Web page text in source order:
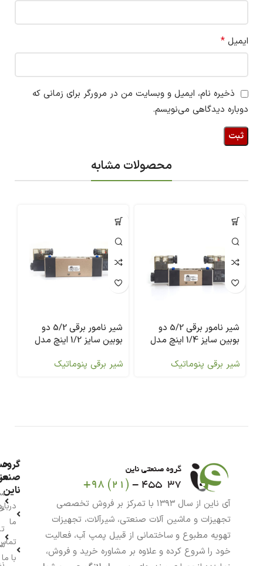
ایمیل *
ذخیره نام، ایمیل و وبسایت من در مرورگر برای زمانی که
دوباره دیدگاهی می‌نویسم.
محصولات مشابه
شیر نامور برقی 5/2 دو
بوبین سایز 1/4 اینچ مدل
شیر برقی پنوماتیک
شیر نامور برقی 5/2 دو
بوبین سایز 1/2 اینچ مدل
شیر برقی پنوماتیک
آی ناین از سال ۱۳۹۳ با تمرکز بر فروش تخصصی
تجهیزات و ماشین آلات صنعتی، شیرآلات، تجهیزات
تهویه مطبوع و ساختمانی از قبیل پمپ آب، فعالیت
خود را شروع کرده و علاوه بر مشاوره خرید و فروش،
گروه
ناین
ما
با ما